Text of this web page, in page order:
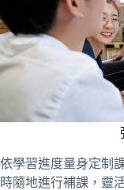
依學習進度量身定制
時隨地進行補課，靈